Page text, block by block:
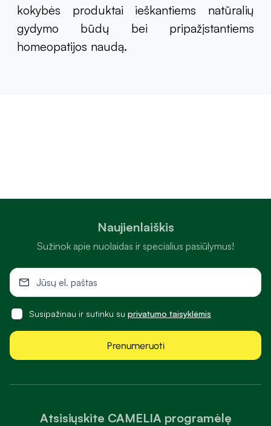
kokybės produktai ieškantiems natūralių
gydymo būdų bei pripažįstantiems
homeopatijos naudą.
Atsisiųskite CAMELIA programėlę
Naujienlaiškis
Sužinok apie nuolaidas ir specialius pasiūlymus!
Susipažinau ir sutinku su privatumo taisyklėmis
Prenumeruoti